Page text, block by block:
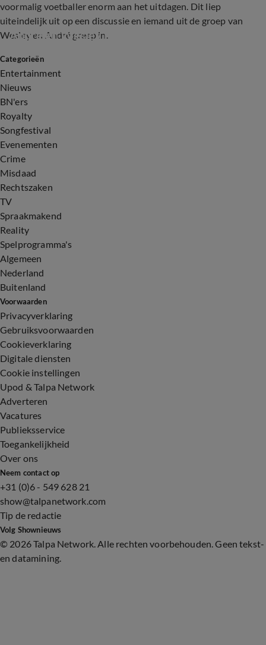
voormalig voetballer enorm aan het uitdagen. Dit liep
uiteindelijk uit op een discussie en iemand uit de groep van
Wesley en André greep in.
0:59
André en Wesley betrokken bij opstootje
Categorieën
Entertainment
Nieuws
BN'ers
Royalty
Songfestival
Evenementen
Crime
Misdaad
Rechtszaken
TV
Spraakmakend
Reality
Spelprogramma's
Algemeen
Nederland
Buitenland
Voorwaarden
Privacyverklaring
Gebruiksvoorwaarden
Cookieverklaring
Digitale diensten
Cookie instellingen
Upod & Talpa Network
Adverteren
Vacatures
Publieksservice
Toegankelijkheid
Over ons
Neem contact op
+31 (0)6 - 549 628 21
show@talpanetwork.com
Tip de redactie
Volg Shownieuws
© 2026 Talpa Network. Alle rechten voorbehouden. Geen tekst-
en datamining.